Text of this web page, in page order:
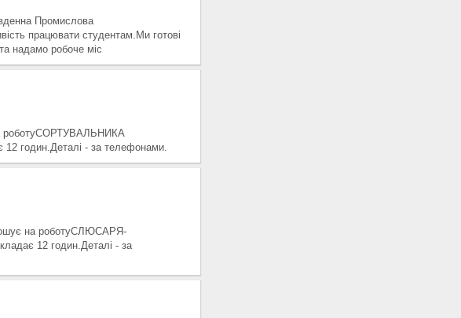
Промислова
працювати студентам.Ми готові
надамо робоче міс
роботуСОРТУВАЛЬНИКА
12 годин.Деталі - за телефонами.
на роботуСЛЮСАРЯ-
12 годин.Деталі - за